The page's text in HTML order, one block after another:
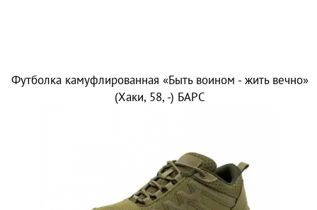
Футболка камуфлированная «Быть воином - жить вечно»
(Хаки, 58, -) БАРС